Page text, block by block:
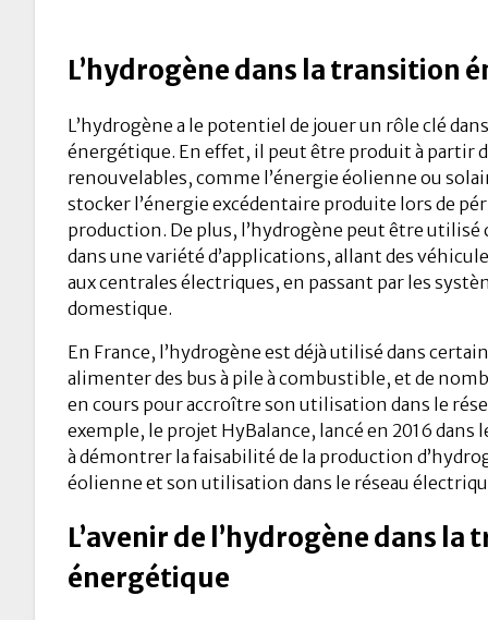
L’hydrogène dans la transition
L’hydrogène a le potentiel de jouer un rôle clé
énergétique. En effet, il peut être produit à partir
renouvelables, comme l’énergie éolienne ou
stocker l’énergie excédentaire produite lors de
production. De plus, l’hydrogène peut être
dans une variété d’applications, allant des
aux centrales électriques, en passant par les
domestique.
En France, l’hydrogène est déjà utilisé dans
alimenter des bus à pile à combustible, et de
en cours pour accroître son utilisation dans le
exemple, le projet HyBalance, lancé en 2016 dans
à démontrer la faisabilité de la production
éolienne et son utilisation dans le réseau
L’avenir de l’hydrogène dans la
énergétique